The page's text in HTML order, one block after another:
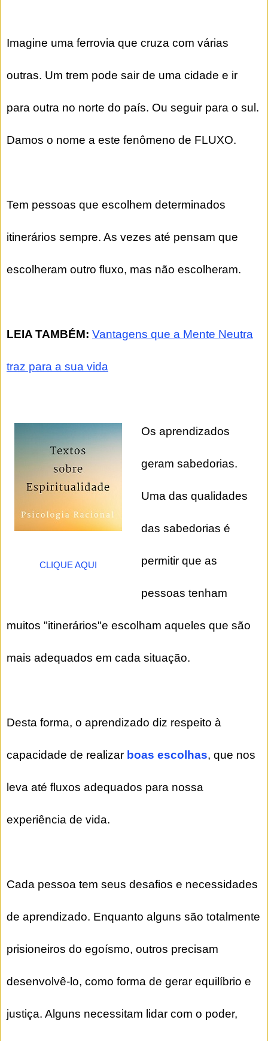
Imagine uma ferrovia que cruza com várias
outras. Um trem pode sair de uma cidade e ir
para outra no norte do país. Ou seguir para o sul.
Damos o nome a este fenômeno de FLUXO.
Tem pessoas que escolhem determinados
itinerários sempre. As vezes até pensam que
escolheram outro fluxo, mas não escolheram.
LEIA TAMBÉM: Vantagens que a Mente Neutra
traz para a sua vida
CLIQUE AQUI
Os aprendizados
geram sabedorias.
Uma das qualidades
das sabedorias é
permitir que as
pessoas tenham
muitos "itinerários"e escolham aqueles que são
mais adequados em cada situação.
Desta forma, o aprendizado diz respeito à
capacidade de realizar boas escolhas, que nos
leva até fluxos adequados para nossa
experiência de vida.
Cada pessoa tem seus desafios e necessidades
de aprendizado. Enquanto alguns são totalmente
prisioneiros do egoísmo, outros precisam
desenvolvê-lo, como forma de gerar equilíbrio e
justiça. Alguns necessitam lidar com o poder,